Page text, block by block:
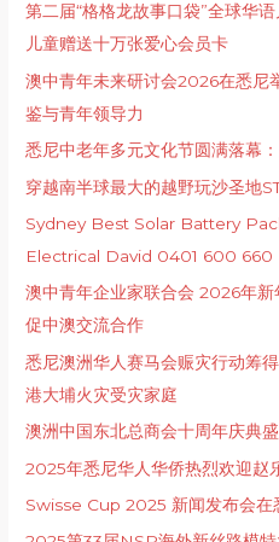
第二届“格格龙故事口袋”全球华
儿童赠送十万张爱心会员卡
澳中青年未来研讨会2026在悉尼
鉴与青年领导力
悉尼中老年多元文化节圆满落幕
穿越南半球最大的越野玩沙圣地
Sydney Best Solar Battery
Electrical David 0401 600 660
澳中青年企业家联合会 2026年
促中澳交流合作
悉尼澳洲华人赛马会赈灾行动筹
港大埔火灾受灾家庭
澳洲中国东北总商会十周年庆典
2025年悉尼华人华侨热烈欢迎赵
Swisse Cup 2025 新闻发布会在